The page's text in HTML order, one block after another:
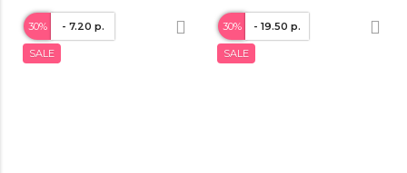
SALE
30% - 7.20 р.
SALE
30% - 19.50 р.